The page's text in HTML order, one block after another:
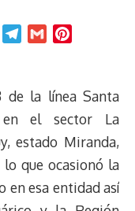
e
a
m
i
t
r
e
s
t
la línea Santa
en el sector La
estado Miranda,
que ocasionó la
en esa entidad así